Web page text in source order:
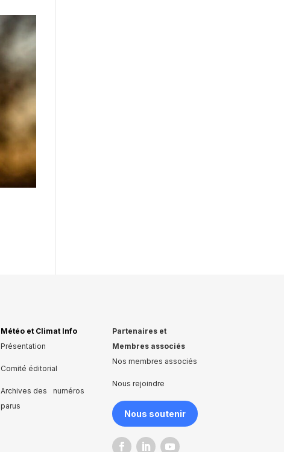
Météo et Climat Info
Présentation
Comité éditorial
Archives des numéros
parus
Partenaires et
Membres associés
Nos membres associés
Nous rejoindre
Nous soutenir